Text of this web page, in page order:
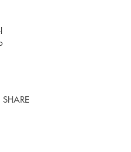
SHARE